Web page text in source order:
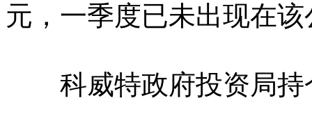
元，一季度已未出现
科威特政府投资局持